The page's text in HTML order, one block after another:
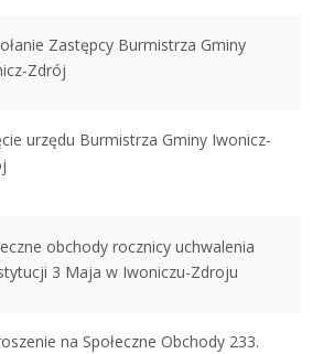
Zastępcy Burmistrza Gminy
Zdrój
urzędu Burmistrza Gminy Iwonicz-
obchody rocznicy uchwalenia
3 Maja w Iwoniczu-Zdroju
na Społeczne Obchody 233.